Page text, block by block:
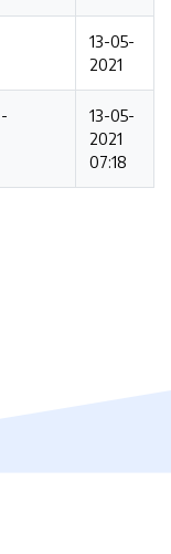
13-05-
2021
-
13-05-
2021
07:18